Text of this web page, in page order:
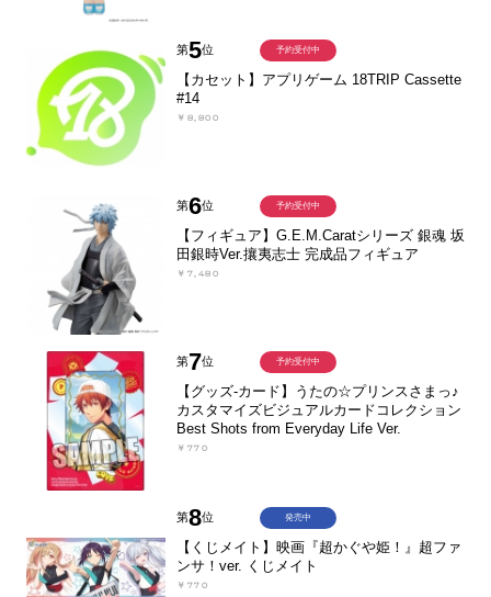
第5位
【カセット】アプリゲーム 18TRIP Cassette
#14
￥8,800
予約受付中
第6位
【フィギュア】G.E.M.Caratシリーズ 銀魂 坂
田銀時Ver.攘夷志士 完成品フィギュア
￥7,480
予約受付中
第7位
【グッズ-カード】うたの☆プリンスさまっ♪
カスタマイズビジュアルカードコレクション
Best Shots from Everyday Life Ver.
￥770
予約受付中
第8位
【くじメイト】映画『超かぐや姫！』超ファ
ンサ！ver. くじメイト
￥770
発売中